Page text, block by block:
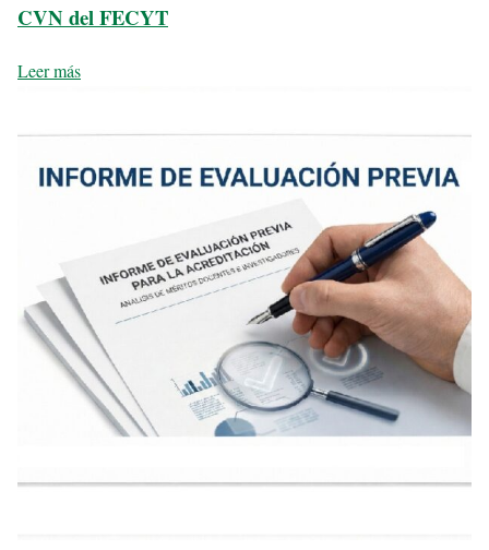
CVN del FECYT
Leer más